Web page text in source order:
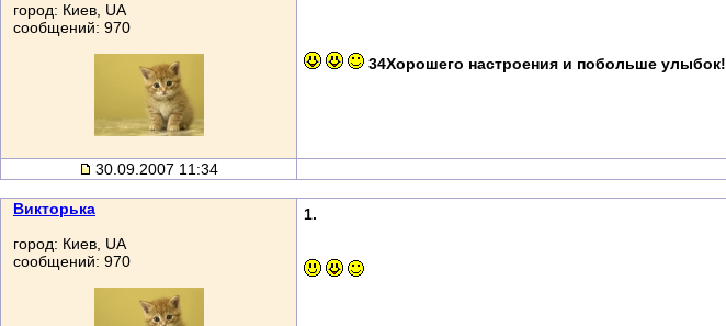
город: Киев, UA
сообщений: 970
34Хорошего настроения и побольше улыбок!
30.09.2007 11:34
Викторька
город: Киев, UA
сообщений: 970
1.